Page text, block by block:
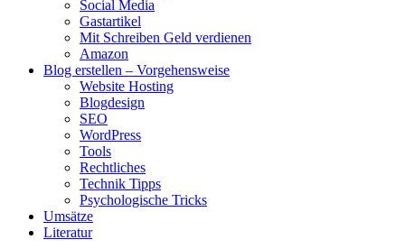
Social Media
Gastartikel
Mit Schreiben Geld verdienen
Amazon
Blog erstellen – Vorgehensweise
Website Hosting
Blogdesign
SEO
WordPress
Tools
Rechtliches
Technik Tipps
Psychologische Tricks
Umsätze
Literatur